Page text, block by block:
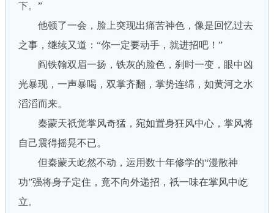
下。”
他顿了一会，脸上突现出痛苦神色，像是回忆过去
之事，继续又道：“你一定要动手，就进招吧！”
阎铁翰双眉一扬，铁灰的脸色，刹时一变，眼中凶
光暴现，一声暴喝，双掌齐翻，掌势连绵，如黄河之水
滔滔而来。
秦蒙天祇觉掌风奇猛，宛如置身狂风中心，掌风将
自己震得摇晃不已。
但秦蒙天屹然不动，运用数十年修学的“漫散神
功”强将身子定住，竟不向外递招，祇一味在掌风中屹
立。